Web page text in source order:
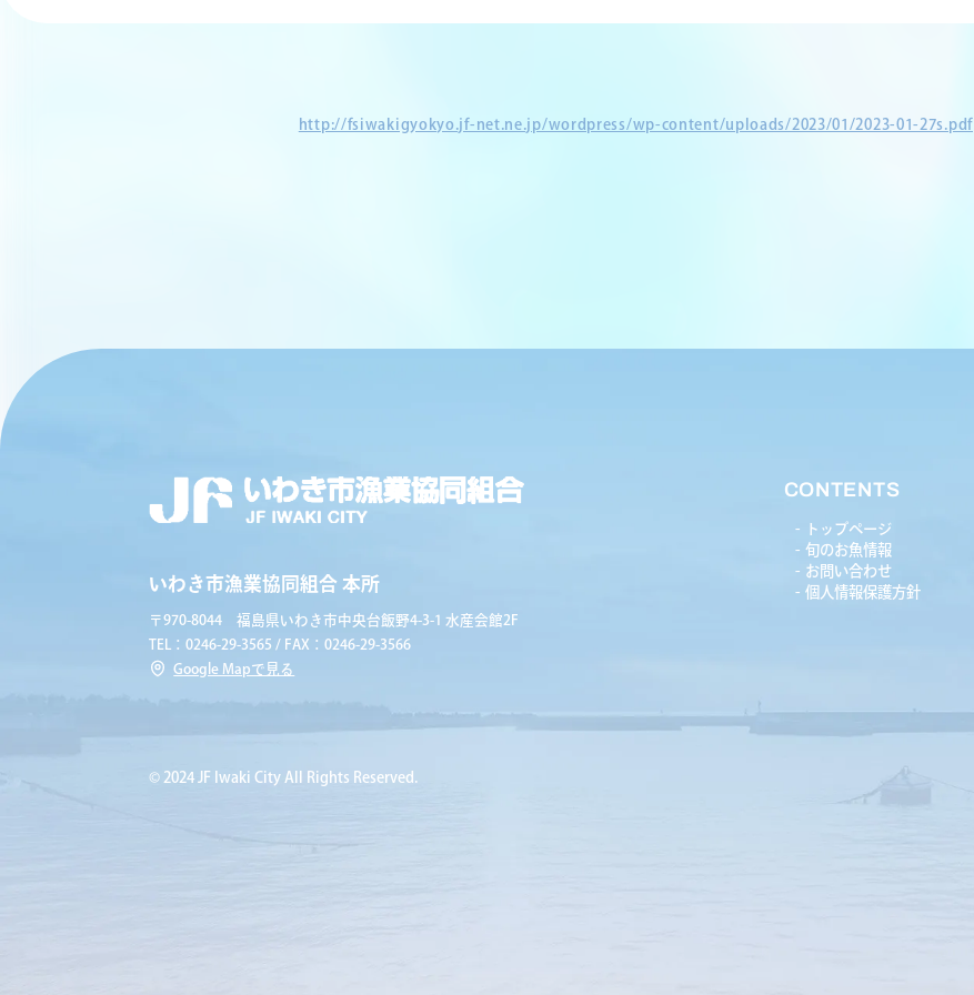
http://fsiwakigyokyo.jf-net.ne.jp/wordpress/wp-content/uploads/2023/01/2023-01-27s.pdf
いわき市漁業協同組合 本所
〒970-8044 福島県いわき市中央台飯野4-3-1 水産会館2F
TEL：0246-29-3565 / FAX：0246-29-3566
Google Mapで見る
CONTENTS
トップページ
旬のお魚情報
お問い合わせ
個人情報保護方針
© 2024 JF Iwaki City All Rights Reserved.